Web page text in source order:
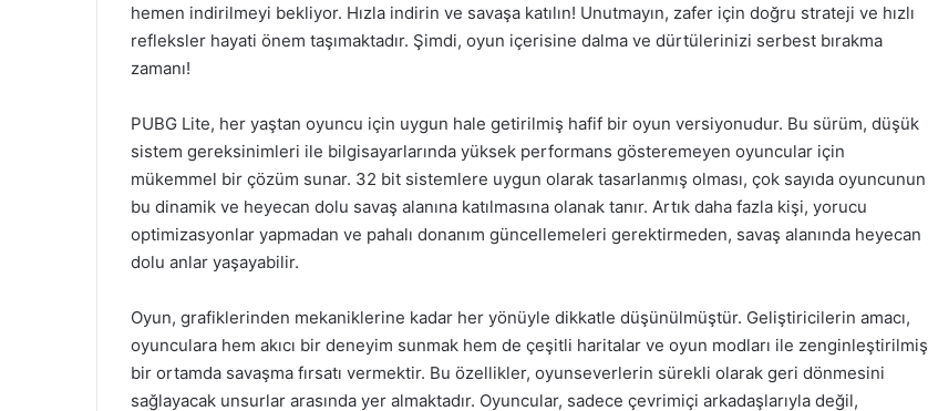
hemen indirilmeyi bekliyor. Hızla indirin ve savaşa katılın! Unutmayın, zafer için doğru strateji ve hızlı
refleksler hayati önem taşımaktadır. Şimdi, oyun içerisine dalma ve dürtülerinizi serbest bırakma
zamanı!
PUBG Lite, her yaştan oyuncu için uygun hale getirilmiş hafif bir oyun versiyonudur. Bu sürüm, düşük
sistem gereksinimleri ile bilgisayarlarında yüksek performans gösteremeyen oyuncular için
mükemmel bir çözüm sunar. 32 bit sistemlere uygun olarak tasarlanmış olması, çok sayıda oyuncunun
bu dinamik ve heyecan dolu savaş alanına katılmasına olanak tanır. Artık daha fazla kişi, yorucu
optimizasyonlar yapmadan ve pahalı donanım güncellemeleri gerektirmeden, savaş alanında heyecan
dolu anlar yaşayabilir.
Oyun, grafiklerinden mekaniklerine kadar her yönüyle dikkatle düşünülmüştür. Geliştiricilerin amacı,
oyunculara hem akıcı bir deneyim sunmak hem de çeşitli haritalar ve oyun modları ile zenginleştirilmiş
bir ortamda savaşma fırsatı vermektir. Bu özellikler, oyunseverlerin sürekli olarak geri dönmesini
sağlayacak unsurlar arasında yer almaktadır. Oyuncular, sadece çevrimiçi arkadaşlarıyla değil,